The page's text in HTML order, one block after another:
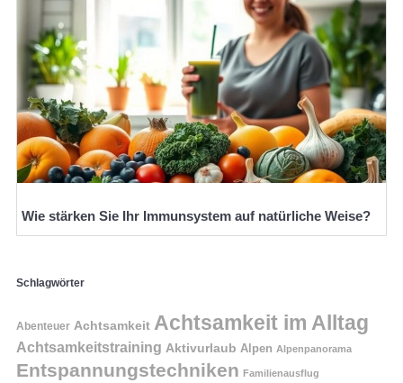
Wie stärken Sie Ihr Immunsystem auf natürliche Weise?
Schlagwörter
Abenteuer Achtsamkeit Achtsamkeit im Alltag
Achtsamkeitstraining Aktivurlaub Alpen Alpenpanorama
Entspannungstechniken Familienausflug